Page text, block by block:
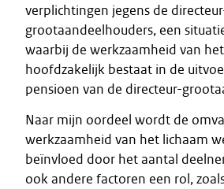
verplichtingen jegens de
grootaandeelhouders, een
waarbij de werkzaamheid van
hoofdzakelijk bestaat in de
pensioen van de directeur-
Naar mijn oordeel wordt de
werkzaamheid van het lichaam
beïnvloed door het aantal
ook andere factoren een rol,